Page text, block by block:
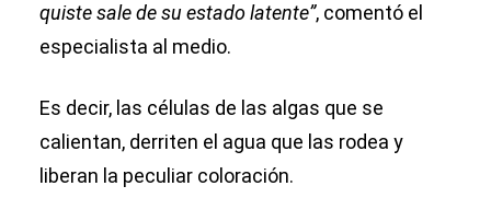
quiste sale de su estado latente”, comentó el
especialista al medio.
Es decir, las células de las algas que se
calientan, derriten el agua que las rodea y
liberan la peculiar coloración.